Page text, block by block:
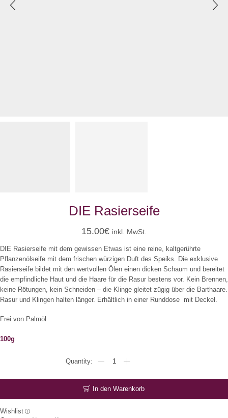
DIE Rasierseife
15.00€ inkl. MwSt.
DIE Rasierseife mit dem gewissen Etwas ist eine reine, kaltgerührte
Pflanzenölseife mit dem frischen würzigen Duft des Speiks. Die exklusive
Rasierseife bildet mit den wertvollen Ölen einen dicken Schaum und bereitet
die empfindliche Haut und die Haare für die Rasur bestens vor. Kein Brennen,
keine Rötungen, kein Schneiden – die Klinge gleitet zügig über die Barthaare.
Rasur und Klingen halten länger. Erhältlich in einer Runddose mit Deckel.
Frei von Palmöl
100g
Rasierseife
In den Warenkorb
Wishlist